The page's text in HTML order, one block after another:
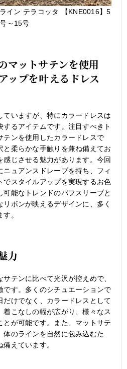
イン テラコッタ 【KNE0016】5
号～15号
マットサテンを使用
ップを叶えるドレス
ていますが、特にカラードレスは
るアイテムです。注目すべきト
テンを使用したカラードレスで
と柔らかな手触りを兼ね備えてお
感じさせる魅力があります。今回
ニュアンスドレープを持ち、フィ
でスタイルアップを実現するお色
能なトレンドのパフスリーブと
ボンが映えるデザインに、多く
。
力
テンに比べて光沢が控えめで、
です。多くのシチュエーションで
だけでなく、カラードレスとして
着こなしの幅が広がり、様々なス
とが可能です。また、マットサテ
体のラインを自然に包み込むた
えています。